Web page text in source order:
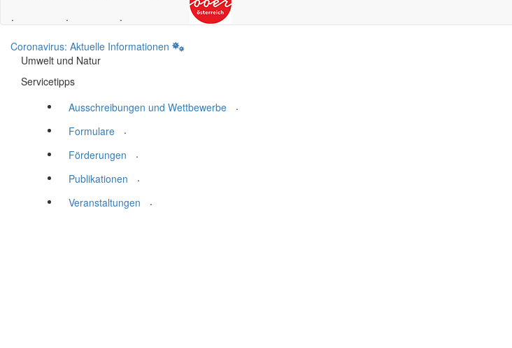
.
.
.
Coronavirus: Aktuelle Informationen
Umwelt und Natur
Servicetipps
Ausschreibungen und Wettbewerbe
.
Formulare
.
Förderungen
.
Publikationen
.
Veranstaltungen
.